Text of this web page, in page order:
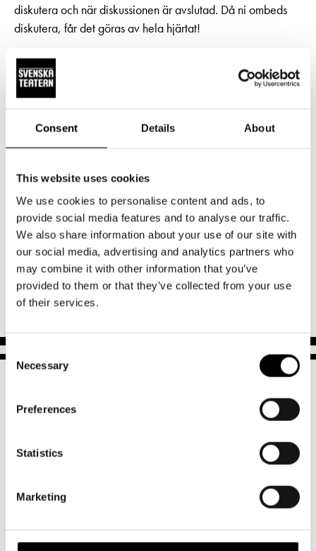
Consent Details About
This website uses cookies
We use cookies to personalise content and ads, to
provide social media features and to analyse our traffic.
We also share information about your use of our site with
our social media, advertising and analytics partners who
may combine it with other information that you’ve
provided to them or that they’ve collected from your use
of their services.
Selection
Necessary
Preferences
Statistics
Marketing
Press
Nyhetsbrev
Svenska Teatern Live
diskutera och när diskussionen är avslutad. Då ni ombeds
diskutera, får det göras av hela hjärtat!
Inne i foajén möter ni en värd som ansvarar för programmet
i foajén. I foajén kommer vi att fördela åskådarna i fyra
olika publiksegment. Våra publikvärdar hjälper förstås
Under denna föreställning kommer fotograf Cata Portin att
ta s.k. pressbilder. Detta är bilder på föreställningen som
tanke på föreställningens form, kommer också publiken att
eventuellt synas på en del av bilderna. Om du är under 18
år gammal, behöver teatern tillstånd av dina
vårdnadshavare för att du ska få synas på bilderna. Vi
kommer inte att skriva ut namn på dem som syns på bilden.
må-fr kl. 9-16